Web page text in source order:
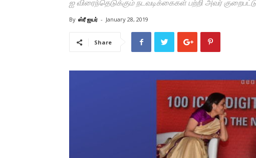
ஐ விரைந்தெடுக்கும் நடவடிக்கைகள் பற்றி அவர்
By ஸ்ரீ ஐயர் - January 28, 2019
Share